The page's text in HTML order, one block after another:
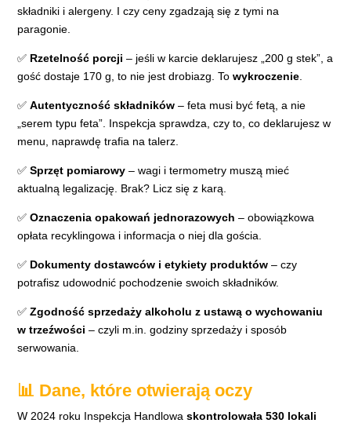
składniki i alergeny. I czy ceny zgadzają się z tymi na
paragonie.
✅ Rzetelność porcji – jeśli w karcie deklarujesz „200 g stek”, a
gość dostaje 170 g, to nie jest drobiazg. Towykroczenie
✅Autentyczność składników – feta musi być fetą, a nie
„serem typu feta”. Inspekcja sprawdza, czy to, co deklarujesz w
menu, naprawdę trafia na talerz.
✅Sprzęt pomiarowy – wagi i termometry muszą mieć
aktualną legalizację. Brak? Licz się z karą.
✅Oznaczenia opakowań jednorazowych – obowiązkowa
opłata recyklingowa i informacja o niej dla gościa.
✅ Dokumenty dostawców i etykiety produktów – czy
potrafisz udowodnić pochodzenie swoich składników.
✅Zgodność sprzedaży alkoholu z ustawą o wychowaniu
w trzeźwości – czyli m.in. godziny sprzedaży i sposób
serwowania.
📊 Dane, które otwierają oczy
W 2024 roku Inspekcja Handlowaskontrolowała 530 lokali